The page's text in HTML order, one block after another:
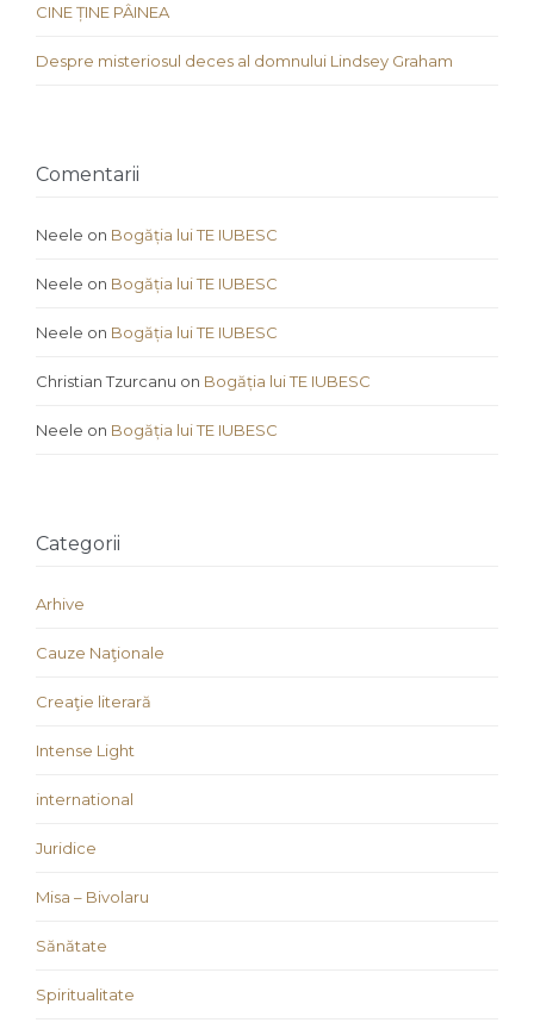
CINE ȚINE PÂINEA
Despre misteriosul deces al domnului Lindsey Graham
Comentarii
Neele on Bogăția lui TE IUBESC
Neele on Bogăția lui TE IUBESC
Neele on Bogăția lui TE IUBESC
Christian Tzurcanu on Bogăția lui TE IUBESC
Neele on Bogăția lui TE IUBESC
Categorii
Arhive
Cauze Naţionale
Creaţie literară
Intense Light
international
Juridice
Misa – Bivolaru
Sănătate
Spiritualitate